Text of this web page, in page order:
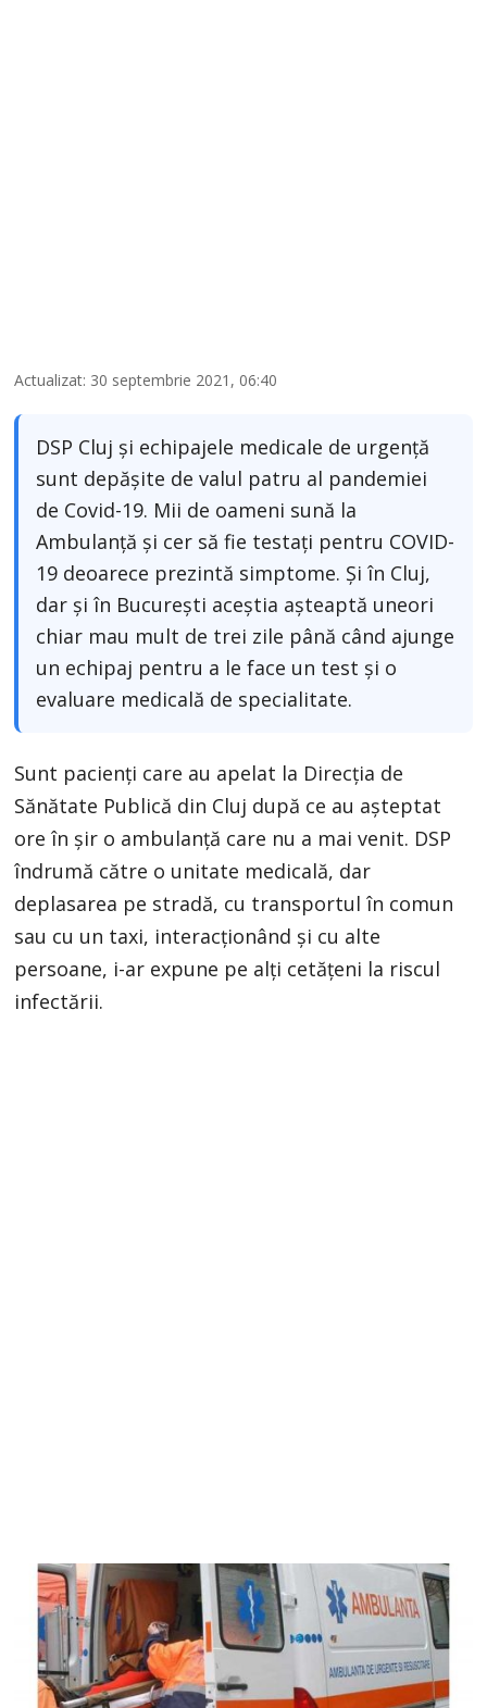
Actualizat: 30 septembrie 2021, 06:40
DSP Cluj și echipajele medicale de urgență
sunt depășite de valul patru al pandemiei
de Covid-19. Mii de oameni sună la
Ambulanță și cer să fie testați pentru COVID-
19 deoarece prezintă simptome. Şi în Cluj,
dar şi în Bucureşti aceştia aşteaptă uneori
chiar mau mult de trei zile până când ajunge
un echipaj pentru a le face un test şi o
evaluare medicală de specialitate.
Sunt pacienţi care au apelat la Direcția de
Sănătate Publică din Cluj după ce au aşteptat
ore în şir o ambulanţă care nu a mai venit. DSP
îndrumă către o unitate medicală, dar
deplasarea pe stradă, cu transportul în comun
sau cu un taxi, interacționând și cu alte
persoane, i-ar expune pe alţi cetăţeni la riscul
infectării.